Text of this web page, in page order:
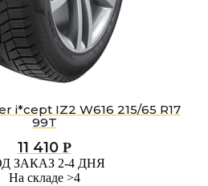
i*cept IZ2 W616 215/65 R17
99T
11 410 Р
ЗАКАЗ 2-4 ДНЯ
На складе >4